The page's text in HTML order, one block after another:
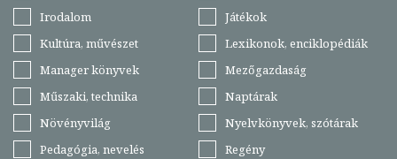
Irodalom
Játékok
Kultúra, művészet
Lexikonok, enciklopédiák
Manager könyvek
Mezőgazdaság
Műszaki, technika
Naptárak
Növényvilág
Nyelvkönyvek, szótárak
Pedagógia, nevelés
Regény